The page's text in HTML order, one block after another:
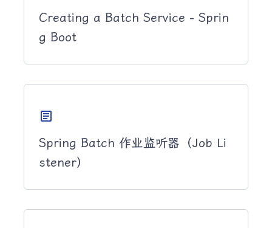
Creating a Batch Service - Sprin
g Boot
article
Spring Batch 作业监听器（Job Li
stener）